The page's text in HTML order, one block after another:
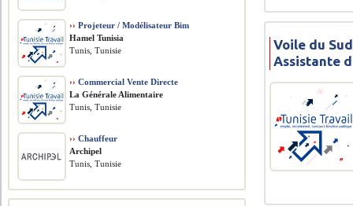
Voile du
Assistante
›› Projeteur / Modélisateur Bim
Hamel Tunisia
Tunis, Tunisie
›› Commercial Vente Directe
La Générale Alimentaire
Tunis, Tunisie
›› Chauffeur
Archipel
Tunis, Tunisie